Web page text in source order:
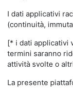
I dati applicativi
(continuità,
[* i dati applicativi
termini saranno
attività svolte o
La presente